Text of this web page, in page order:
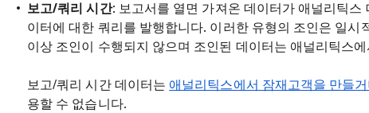
보고/쿼리 시간: 보고서를 열면 가져온 데이터가 애널리틱스
이터에 대한 쿼리를 발행합니다. 이러한 유형의 조인은 일시
이상 조인이 수행되지 않으며 조인된 데이터는 애널리틱스
보고/쿼리 시간 데이터는 애널리틱스에서 잠재고객을 만들
용할 수 없습니다.